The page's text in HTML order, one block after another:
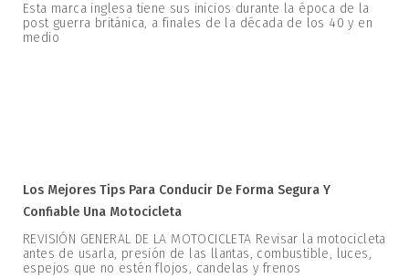
Esta marca inglesa tiene sus inicios durante la época de la
post guerra británica, a finales de la década de los 40 y en
medio
Los Mejores Tips Para Conducir De Forma Segura Y
Confiable Una Motocicleta
REVISIÓN GENERAL DE LA MOTOCICLETA Revisar la motocicleta
antes de usarla, presión de las llantas, combustible, luces,
espejos que no estén flojos, candelas y frenos